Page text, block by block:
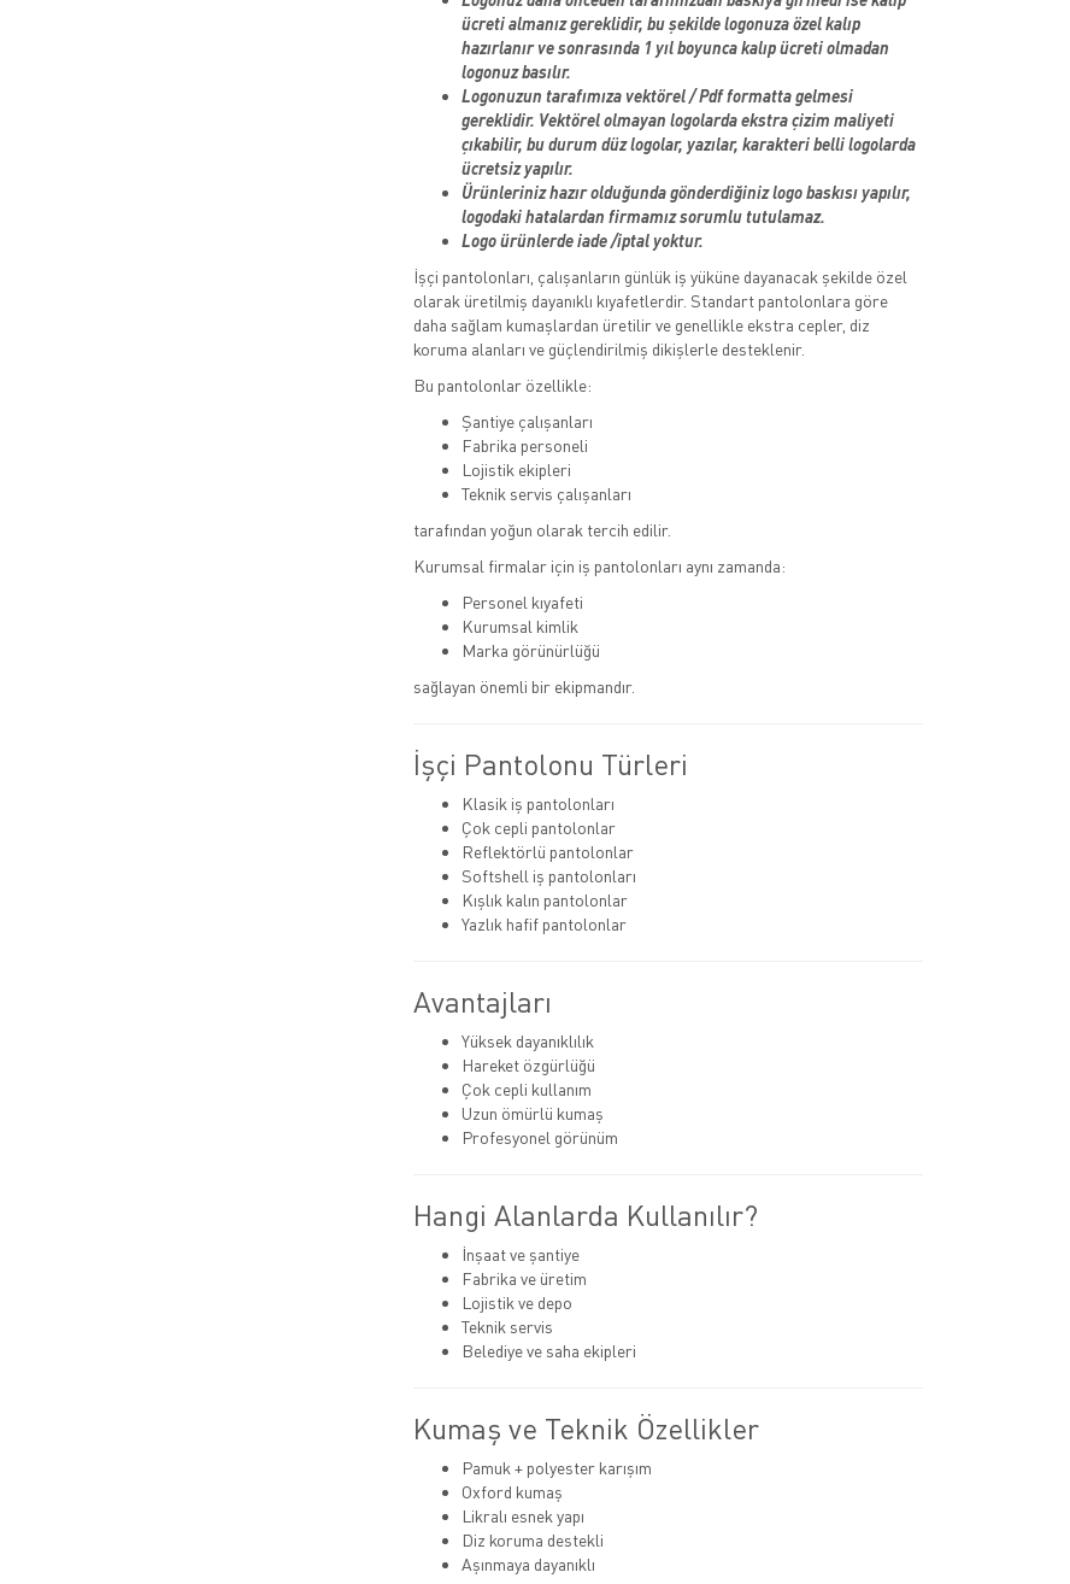
ücreti almanız gereklidir, bu şekilde logonuza özel kalıp
hazırlanır ve sonrasında 1 yıl boyunca kalıp ücreti olmadan
logonuz basılır.
Logonuzun tarafımıza vektörel / Pdf formatta gelmesi
gereklidir. Vektörel olmayan logolarda ekstra çizim maliyeti
çıkabilir, bu durum düz logolar, yazılar, karakteri belli logolarda
ücretsiz yapılır.
Ürünleriniz hazır olduğunda gönderdiğiniz logo baskısı yapılır,
logodaki hatalardan firmamız sorumlu tutulamaz.
Logo ürünlerde iade /iptal yoktur.
İşçi pantolonları, çalışanların günlük iş yüküne dayanacak şekilde özel
olarak üretilmiş dayanıklı kıyafetlerdir. Standart pantolonlara göre
daha sağlam kumaşlardan üretilir ve genellikle ekstra cepler, diz
koruma alanları ve güçlendirilmiş dikişlerle desteklenir.
Bu pantolonlar özellikle:
Şantiye çalışanları
Fabrika personeli
Lojistik ekipleri
Teknik servis çalışanları
tarafından yoğun olarak tercih edilir.
Kurumsal firmalar için iş pantolonları aynı zamanda:
Personel kıyafeti
Kurumsal kimlik
Marka görünürlüğü
sağlayan önemli bir ekipmandır.
İşçi Pantolonu Türleri
Klasik iş pantolonları
Çok cepli pantolonlar
Reflektörlü pantolonlar
Softshell iş pantolonları
Kışlık kalın pantolonlar
Yazlık hafif pantolonlar
Avantajları
Yüksek dayanıklılık
Hareket özgürlüğü
Çok cepli kullanım
Uzun ömürlü kumaş
Profesyonel görünüm
Hangi Alanlarda Kullanılır?
İnşaat ve şantiye
Fabrika ve üretim
Lojistik ve depo
Teknik servis
Belediye ve saha ekipleri
Kumaş ve Teknik Özellikler
Pamuk + polyester karışım
Oxford kumaş
Likralı esnek yapı
Diz koruma destekli
Aşınmaya dayanıklı